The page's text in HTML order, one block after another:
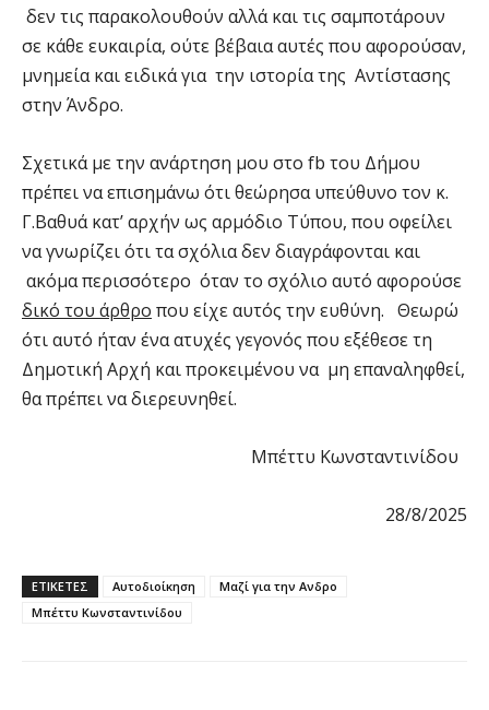
δεν τις παρακολουθούν αλλά και τις σαμποτάρουν
σε κάθε ευκαιρία, ούτε βέβαια αυτές που αφορούσαν,
μνημεία και ειδικά για την ιστορία της Αντίστασης
στην Άνδρο.
Σχετικά με την ανάρτηση μου στο fb του Δήμου
πρέπει να επισημάνω ότι θεώρησα υπεύθυνο τον κ.
Γ.Βαθυά κατ’ αρχήν ως αρμόδιο Τύπου, που οφείλει
να γνωρίζει ότι τα σχόλια δεν διαγράφονται και
ακόμα περισσότερο όταν το σχόλιο αυτό αφορούσε
δικό του άρθρο που είχε αυτός την ευθύνη. Θεωρώ
ότι αυτό ήταν ένα ατυχές γεγονός που εξέθεσε τη
Δημοτική Αρχή και προκειμένου να μη επαναληφθεί,
θα πρέπει να διερευνηθεί.
Μπέττυ Κωνσταντινίδου
28/8/2025
ΕΤΙΚΕΤΕΣ Αυτοδιοίκηση
Μαζί για την Ανδρο
Μπέττυ Κωνσταντινίδου